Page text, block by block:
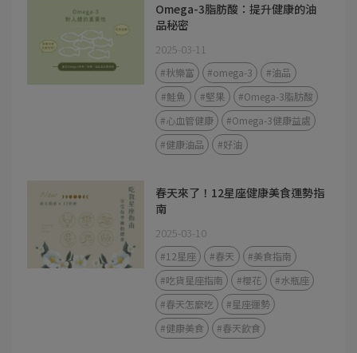
Omega-3脂肪酸：提升健康的油
品秘密
2025-03-11
#秋樂富 #omega-3
#油品
#鮭魚
#堅果
#Omega-3脂肪酸
#心血管健康
#Omega-3健康益處
#健康油品
#好油
春天來了！12星座健康美食運勢指
南
2025-03-10
#12星座 #春天
#美食指南
#吃貨星座指南
#櫻花
#水瓶座
#春天怎麼吃
#星座運勢
#健康美食
#春天飲食